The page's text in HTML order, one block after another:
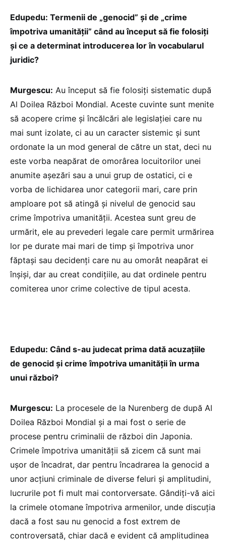
Edupedu: Termenii de „genocid” și de „crime
împotriva umanității” când au început să fie folosiți
și ce a determinat introducerea lor în vocabularul
juridic?
Murgescu: Au început să fie folosiți sistematic după
Al Doilea Război Mondial. Aceste cuvinte sunt menite
să acopere crime și încălcări ale legislației care nu
mai sunt izolate, ci au un caracter sistemic și sunt
ordonate la un mod general de către un stat, deci nu
este vorba neapărat de omorârea locuitorilor unei
anumite așezări sau a unui grup de ostatici, ci e
vorba de lichidarea unor categorii mari, care prin
amploare pot să atingă și nivelul de genocid sau
crime împotriva umanității. Acestea sunt greu de
urmărit, ele au prevederi legale care permit urmărirea
lor pe durate mai mari de timp și împotriva unor
făptași sau decidenți care nu au omorât neapărat ei
înșiși, dar au creat condițiile, au dat ordinele pentru
comiterea unor crime colective de tipul acesta.
Edupedu: Când s-au judecat prima dată acuzațiile
de genocid și crime împotriva umanității în urma
unui război?
Murgescu: La procesele de la Nurenberg de după Al
Doilea Război Mondial și a mai fost o serie de
procese pentru criminalii de război din Japonia.
Crimele împotriva umanității să zicem că sunt mai
ușor de încadrat, dar pentru încadrarea la genocid a
unor acțiuni criminale de diverse feluri și amplitudini,
lucrurile pot fi mult mai contorversate. Gândiți-vă aici
la crimele otomane împotriva armenilor, unde discuția
dacă a fost sau nu genocid a fost extrem de
controversată, chiar dacă e evident că amplitudinea